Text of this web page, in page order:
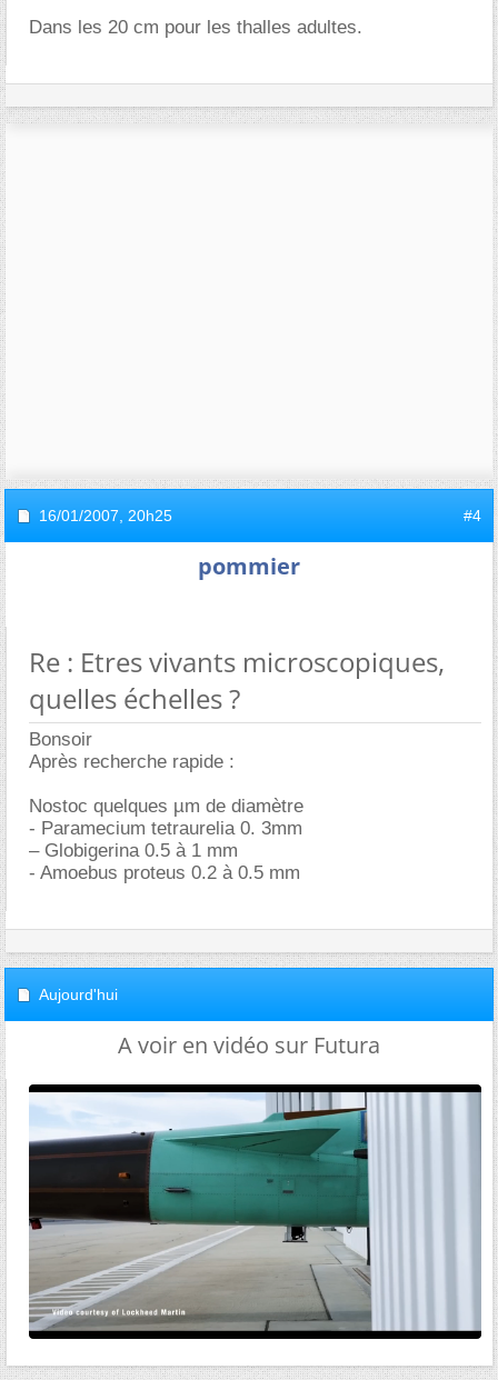
Dans les 20 cm pour les thalles adultes.
16/01/2007, 20h25 #4
pommier
Re : Etres vivants microscopiques,
quelles échelles ?
Bonsoir
Après recherche rapide :
Nostoc quelques µm de diamètre
- Paramecium tetraurelia 0. 3mm
– Globigerina 0.5 à 1 mm
- Amoebus proteus 0.2 à 0.5 mm
Aujourd'hui
A voir en vidéo sur Futura